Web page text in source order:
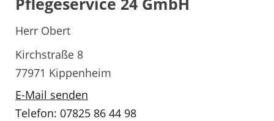
Herr Obert
Kirchstraße 8
77971 Kippenheim
E-Mail senden
Telefon: 07825 86 44 98